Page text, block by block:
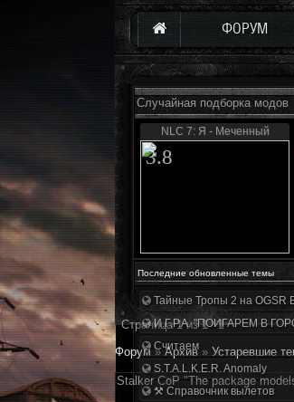
ФОРУМ
Случайная подборка модов
NLC 7: Я - Меченный
3.8
Последние обновленные темы
Тайные Тропы 2 на OGSR
И.Г.Р.А. "ПОИГАРЕМ В
Считаем
S.T.A.L.K.E.R. Anomaly
⚒ Справочник вылетов
Страница1из1 1
Форум » Архив » Устаревшие
Stalker CoP "The package